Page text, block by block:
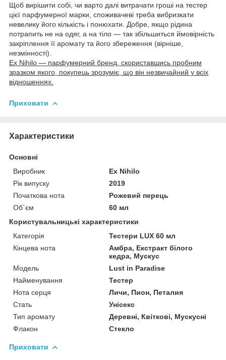
Щоб вирішити собі, чи варто далі витрачати гроші на тестер
цієї парфумерної марки, споживачеві треба вибризкати
невелику його кількість і понюхати. Добре, якщо рідина
потрапить не на одяг, а на тіло — так збільшиться ймовірність
закріплення її аромату та його збереження (вірніше,
незмінності).
Ex Nihilo — парфумерний бренд, скориставшись пробним
зразком якого, покупець зрозуміє, що він незвичайний у всіх
відношеннях.
Приховати
Характеристики
Основні
Виробник
Ex Nihilo
Рік випуску
2019
Початкова нота
Рожевий перець
Об`єм
60 мл
Користувальницькі характеристики
Категорія
Тестери LUX 60 мл
Кінцева нота
Амбра, Екстракт білого
кедра, Мускус
Мoдель
Lust in Paradise
Найменування
Тестер
Нота серця
Личи, Пион, Петалия
Стать
Унісекс
Тип аромату
Деревні, Квіткові, Мускусні
Флакон
Стекло
Приховати